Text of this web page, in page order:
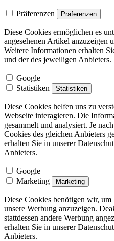
Präferenzen Präferenzen
Diese Cookies ermöglichen es
angesehenen Artikel anzuzeigen
Weitere Informationen erhalten
und der des jeweiligen Anbieters.
Google
Statistiken
Statistiken
Diese Cookies helfen uns zu
Webseite interagieren. Die
gesammelt und analysiert. Je
Cookies des gleichen Anbieters
erhalten Sie in unserer
Anbieters.
Google
Marketing
Marketing
Diese Cookies benötigen wir,
unsere Werbung anzuzeigen.
stattdessen andere Werbung
erhalten Sie in unserer
Anbieters.